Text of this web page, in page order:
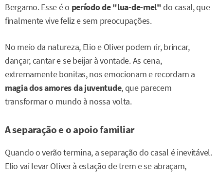
Bergamo. Esse é o período de "lua-de-mel"do casal, que
finalmente vive feliz e sem preocupações.
No meio da natureza, Elio e Oliver podem rir, brincar,
dançar, cantar e se beijar à vontade. As cena,
extremamente bonitas, nos emocionam e recordam a
magia dos amores da juventude, que parecem
transformar o mundo à nossa volta.
A separação e o apoio familiar
Quando o verão termina, a separação do casal é inevitável.
Elio vai levar Oliver à estação de trem e se abraçam,